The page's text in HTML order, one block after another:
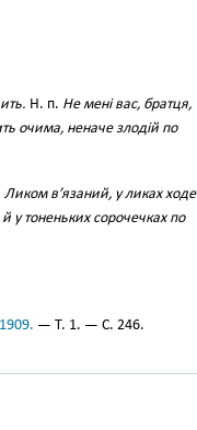
Н. п. Не мені вас, братця,
очима, неначе злодій по
Ликом в’язаний, у ликах ходе
у тоненьких сорочечках по
— Т. 1. — С. 246.